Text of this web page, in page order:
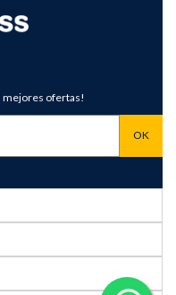
mejores ofertas!